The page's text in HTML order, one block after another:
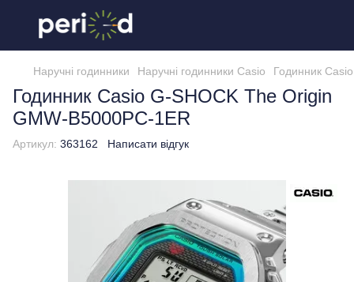
Наручні годинники Наручні годинники Casio Годинник
Годинник Casio G-SHOCK The Origin
GMW-B5000PC-1ER
Артикул: 363162 Написати відгук